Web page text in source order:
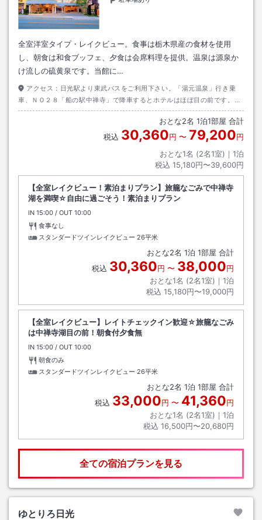
全室洋室タイプ・レイクビュー。食事は栃木県産の食材を使用
し、朝食は和食ブッフェ、夕食は会席料理を提供。温泉は源泉か
け流しの硫黄泉です。当館に…
アクセス： 日光駅より東武バスをご利用下さい。「湯元温泉」行き乗
車、ＮＯ２８「船の駅中禅寺」で降車するとホテルはほぼ目の前です。
「中禅寺温泉」行き乗車、終点降車後徒歩約１０分です。
おとな2名 1泊1部屋 合計
税込 30,360円 〜 79,200円
おとな1名 (2名1室)｜ 1泊
税込 15,180円〜39,600円
【全室レイクビュー！素泊まりプラン】旅籠なごみで中禅寺
湖を満喫☆自由に過ごそう！素泊まりプラン
IN チェックイン
15:00 / OUT チェックアウト
10:00
食事なし
スタンダードツインレイクビュー 26平米
おとな2名 1泊 1部屋 合計
税込 30,360円 〜 38,000円
おとな1名 (2名1室)｜ 1泊
税込 15,180円〜19,000円
【全室レイクビュー】レイトチェックイン歓迎☆旅籠なごみ
は中禅寺湖目の前！朝食付夕食無
IN チェックイン
15:00 / OUT チェックアウト
10:00
朝食のみ
スタンダードツインレイクビュー 26平米
おとな2名 1泊 1部屋 合計
税込 33,000円 〜 41,360円
おとな1名 (2名1室)｜ 1泊
税込 16,500円〜20,680円
全ての宿泊プランを見る
ゆとりろ日光